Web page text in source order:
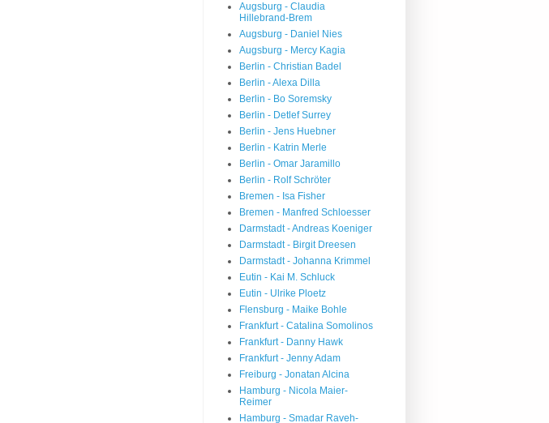
Augsburg - Claudia
Hillebrand-Brem
Augsburg - Daniel Nies
Augsburg - Mercy Kagia
Berlin - Christian Badel
Berlin - Alexa Dilla
Berlin - Bo Soremsky
Berlin - Detlef Surrey
Berlin - Jens Huebner
Berlin - Katrin Merle
Berlin - Omar Jaramillo
Berlin - Rolf Schröter
Bremen - Isa Fisher
Bremen - Manfred Schloesser
Darmstadt - Andreas Koeniger
Darmstadt - Birgit Dreesen
Darmstadt - Johanna Krimmel
Eutin - Kai M. Schluck
Eutin - Ulrike Ploetz
Flensburg - Maike Bohle
Frankfurt - Catalina Somolinos
Frankfurt - Danny Hawk
Frankfurt - Jenny Adam
Freiburg - Jonatan Alcina
Hamburg - Nicola Maier-
Reimer
Hamburg - Smadar Raveh-